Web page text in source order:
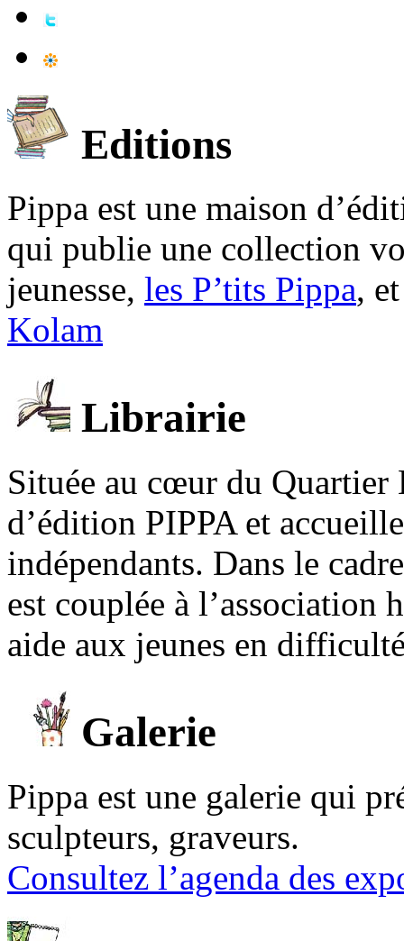
Editions
Pippa est une maison
qui publie une collection
jeunesse, les P’tits Pippa,
Kolam
Librairie
Située au cœur du Quartier
d’édition PIPPA et
indépendants. Dans le
est couplée à l’association
aide aux jeunes en
Galerie
Pippa est une galerie qui
sculpteurs, graveurs.
Consultez l’agenda des